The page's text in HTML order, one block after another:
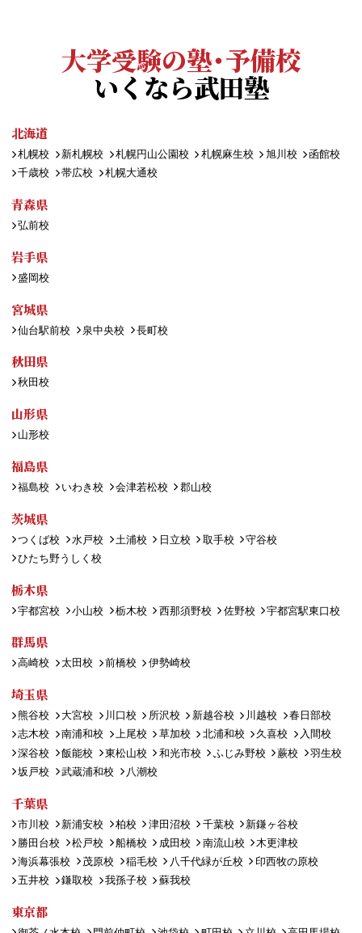
大学受験の塾・予備校
いくなら武田塾
北海道
札幌校 新札幌校 札幌円山公園校 札幌麻生校 旭川校
函館校
千歳校
帯広校 札幌大通校
青森県
弘前校
岩手県
盛岡校
宮城県
仙台駅前校 泉中央校 長町校
秋田県
秋田校
山形県
山形校
福島県
福島校 いわき校 会津若松校 郡山校
茨城県
つくば校 水戸校 土浦校 日立校 取手校
守谷校
ひたち野うしく校
栃木県
宇都宮校 小山校 栃木校 西那須野校 佐野校 宇都宮駅東口校
群馬県
高崎校 太田校 前橋校 伊勢崎校
埼玉県
熊谷校 大宮校 川口校 所沢校 新越谷校 川越校
春日部校
志木校
南浦和校 上尾校 草加校 北浦和校 久喜校
入間校
深谷校
飯能校 東松山校 和光市校 ふじみ野校 蕨校
羽生校
坂戸校
武蔵浦和校 八潮校
千葉県
市川校 新浦安校 柏校 津田沼校 千葉校
新鎌ヶ谷校
勝田台校
松戸校 船橋校 成田校 南流山校
木更津校
海浜幕張校
茂原校 稲毛校 八千代緑が丘校
印西牧の原校
五井校
鎌取校 我孫子校 蘇我校
東京都